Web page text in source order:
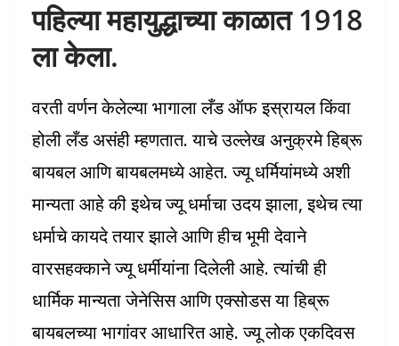
पहिल्या महायुद्धाच्या काळात 1918
ला केला.
वरती वर्णन केलेल्या भागाला लँड ऑफ इस्रायल किंवा
होली लँड असंही म्हणतात. याचे उल्लेख अनुक्रमे हिब्रू
बायबल आणि बायबलमध्ये आहेत. ज्यू धर्मियांमध्ये अशी
मान्यता आहे की इथेच ज्यू धर्माचा उदय झाला, इथेच त्या
धर्माचे कायदे तयार झाले आणि हीच भूमी देवाने
वारसहक्काने ज्यू धर्मीयांना दिलेली आहे. त्यांची ही
धार्मिक मान्यता जेनेसिस आणि एक्सोडस या हिब्रू
बायबलच्या भागांवर आधारित आहे. ज्यू लोक एकदिवस